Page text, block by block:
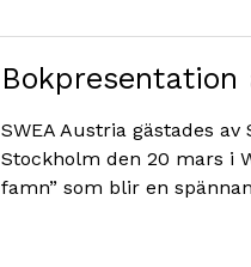
Bokpresentation
SWEA Austria gästades
Stockholm den 20 mars i
famn” som blir en